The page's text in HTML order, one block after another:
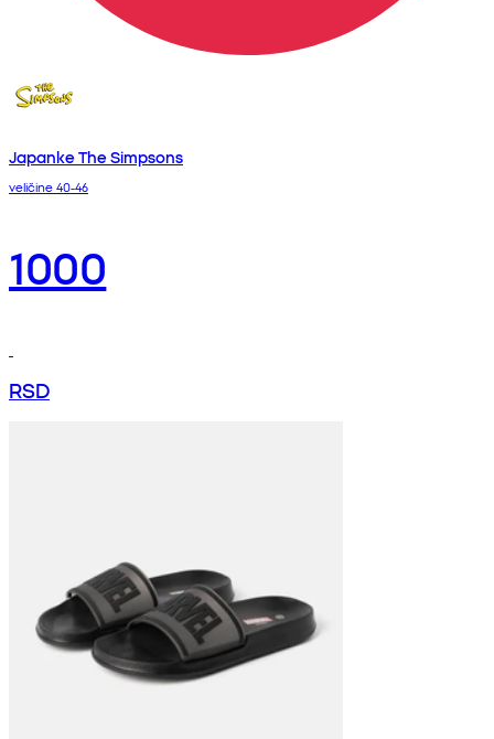
Japanke The Simpsons
veličine 40-46
1000
RSD